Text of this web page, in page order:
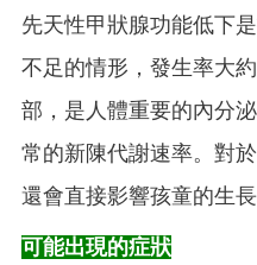
先天性甲狀腺功能低下
不足的情形，發生率大
部，是人體重要的內分
常的新陳代謝速率。對
還會直接影響孩童的生長
可能出現的症狀